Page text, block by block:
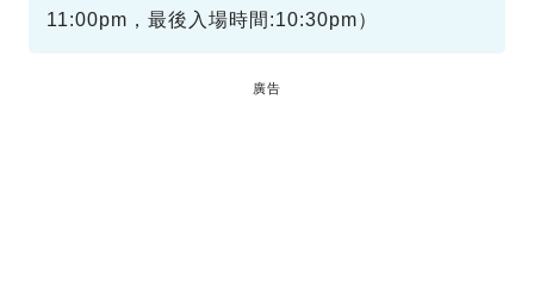
11:00pm，最後入場時間:10:30pm）
廣告